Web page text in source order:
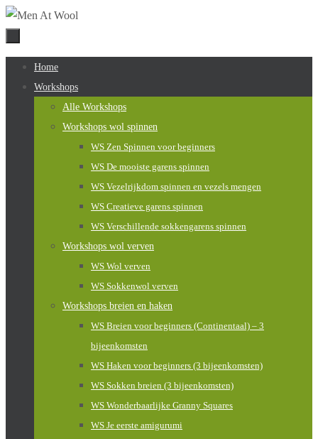
Naar
inhoud
springen
Naar
Home
Workshops
Alle Workshops
Workshops wol spinnen
WS Zen Spinnen voor beginners
WS De mooiste garens spinnen
WS Vezelrijkdom spinnen en vezels mengen
WS Creatieve garens spinnen
WS Verschillende sokkengarens spinnen
Workshops wol verven
WS Wol verven
WS Sokkenwol verven
Workshops breien en haken
WS Breien voor beginners (Continentaal) – 3
bijeenkomsten
WS Haken voor beginners (3 bijeenkomsten)
WS Sokken breien (3 bijeenkomsten)
WS Wonderbaarlijke Granny Squares
WS Je eerste amigurumi